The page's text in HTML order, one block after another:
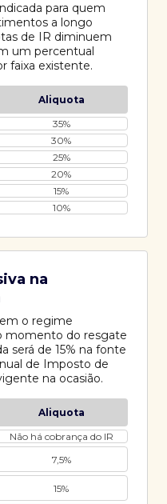
para quem
a longo
de IR diminuem
um percentual
faixa existente.
Aliquota
35%
30%
25%
20%
15%
10%
na
o regime
momento do resgate
será de 15% na fonte
de Imposto de
na ocasião.
Aliquota
Não há cobrança do IR
7,5%
15%